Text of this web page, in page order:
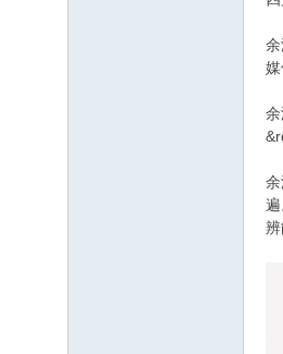
辨